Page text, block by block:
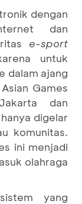
dengan
dan
e-sport
untuk
dalam ajang
Games
dan
digelar
komunitas.
ini menjadi
olahraga
yang